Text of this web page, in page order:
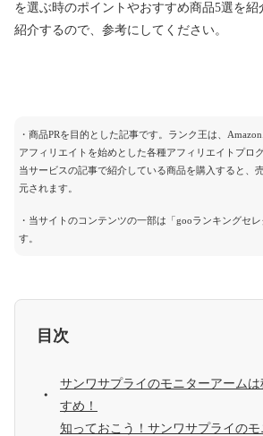
を選ぶ時のポイントやおすすめ商品5選を紹
紹介するので、参考にしてください。
・商品PRを目的とした記事です。ランク王は、
アフィリエイトを始めとした各種アフィリエイトプロ
当サービスの記事で紹介している商品を購入すると、
元されます。
・当サイトのコンテンツの一部は「gooランキングセ
す。
目次
サンワサプライのモニターアーム
すめ！
知っておこう！サンワサプライの